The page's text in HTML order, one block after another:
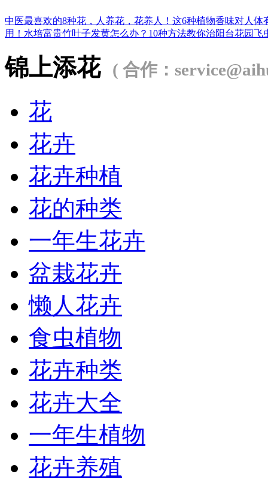
中医最喜欢的8种花，人养花，花养人！ 这6种植物香味对人体
用！ 水培富贵竹叶子发黄怎么办？ 10种方法教你治阳台花园飞
锦上添花 ( 合作：
花
花卉
花卉种植
花的种类
一年生花卉
盆栽花卉
懒人花卉
食虫植物
花卉种类
花卉大全
一年生植物
花卉养殖